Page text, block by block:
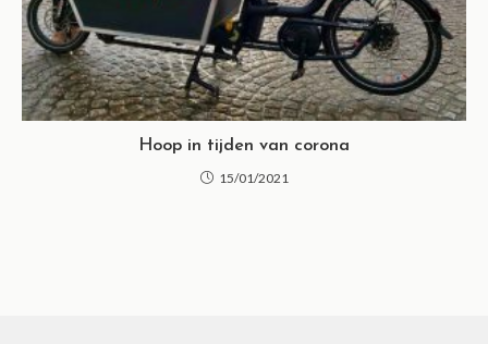
Hoop in tijden van corona
15/01/2021